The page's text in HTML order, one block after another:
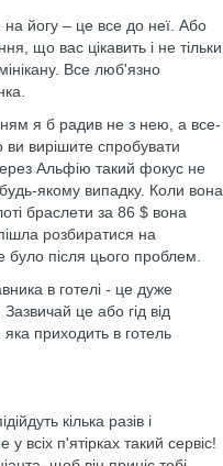
на йогу – це все до неї. Або
що вас цікавить і не тільки
Все люб'язно
я б радив не з нею, а все-
вирішите спробувати
Альфію такий фокус не
якому випадку. Коли вона
браслети за 86 $ вона
розбиратися на
після цього проблем.
в готелі - це дуже
це або гід від
приходить в готель
кілька разів і
всіх п'ятірках такий сервіс!